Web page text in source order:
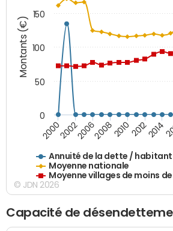
Montants (€)
Annuité de la dette / habitant
Moyenne nationale
Moyenne villages de moins
2000200220062008201020122014
0
50
100
150
© JDN 2026
Capacité de